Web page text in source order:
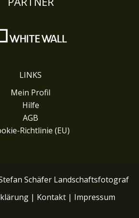
LINKS
Mein Profil
Hilfe
AGB
Richtlinie (EU)
Schäfer Landschaftsfotograf
| Kontakt| Impressum